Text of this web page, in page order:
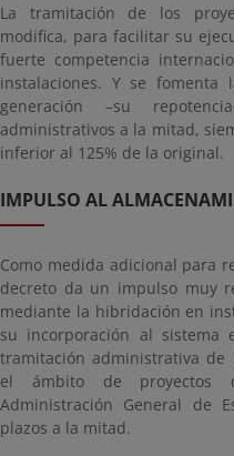
La tramitación de los
modifica, para facilitar su
fuerte competencia
instalaciones. Y se fomenta
generación –su
administrativos a la mitad,
inferior al 125% de la original.
IMPULSO AL
Como medida adicional para
decreto da un impulso muy
mediante la hibridación en
su incorporación al sistema
tramitación administrativa de
el ámbito de proyectos
Administración General de
plazos a la mitad.